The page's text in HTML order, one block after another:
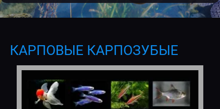
КАРПОВЫЕ КАРПОЗУБЫЕ